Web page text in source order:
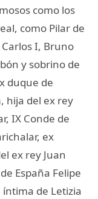
como los
como Pilar de
I, Bruno
y sobrino de
duque de
hija del ex rey
IX Conde de
ex
ex rey Juan
España Felipe
íntima de Letizia